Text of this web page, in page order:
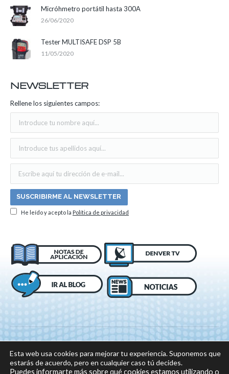
Micróhmetro portátil hasta 300A
26/06/2020
Tester MULTISAFE DSP 5B
11/05/2020
NEWSLETTER
Rellene los siguientes campos:
He leído y acepto la Política de privacidad
Esta web usa cookies para mejorar tu experiencia. Suponemos que
estarás de acuerdo, pero en cualquier caso tú decides.
Puedes informarte más sobre qué cookies estamos utilizando o